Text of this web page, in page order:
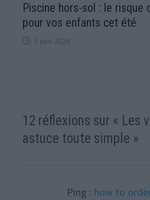
Piscine hors-sol : le risque
pour vos enfants cet été
1 juin 2026
12 réflexions sur « Les
astuce toute simple »
Ping : how to